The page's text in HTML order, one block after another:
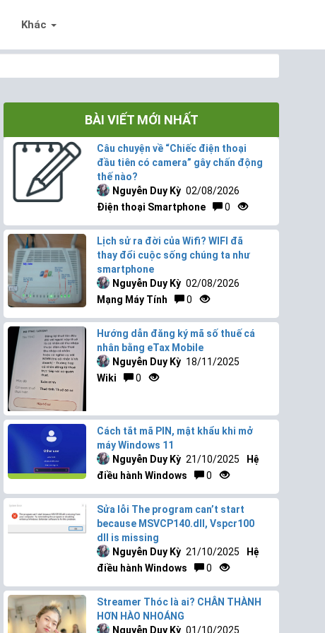
Khác
BÀI VIẾT MỚI NHẤT
Câu chuyện về “Chiếc điện thoại
đầu tiên có camera” gây chấn động
thế nào?
Nguyễn Duy Kỳ 02/08/2026
Điện thoại Smartphone
0
Lịch sử ra đời của Wifi? WIFI đã
thay đổi cuộc sống chúng ta như
smartphone
Nguyễn Duy Kỳ 02/08/2026
Mạng Máy Tính
0
Hướng dẫn đăng ký mã số thuế cá
nhân bằng eTax Mobile
Nguyễn Duy Kỳ 18/11/2025
Wiki
0
Cách tắt mã PIN, mật khẩu khi mở
máy Windows 11
Nguyễn Duy Kỳ 21/10/2025
Hệ
điều hành Windows
0
Sửa lỗi The program can’t start
because MSVCP140.dll, Vspcr100
dll is missing
Nguyễn Duy Kỳ 21/10/2025
Hệ
điều hành Windows
0
Streamer Thóc là ai? CHÂN THÀNH
HƠN HÀO NHOÁNG
Nguyễn Duy Kỳ 01/10/2025